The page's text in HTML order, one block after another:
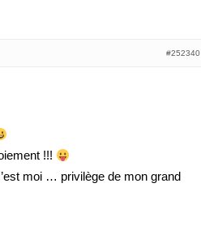
#252340
!!!
moi … privilège de mon grand